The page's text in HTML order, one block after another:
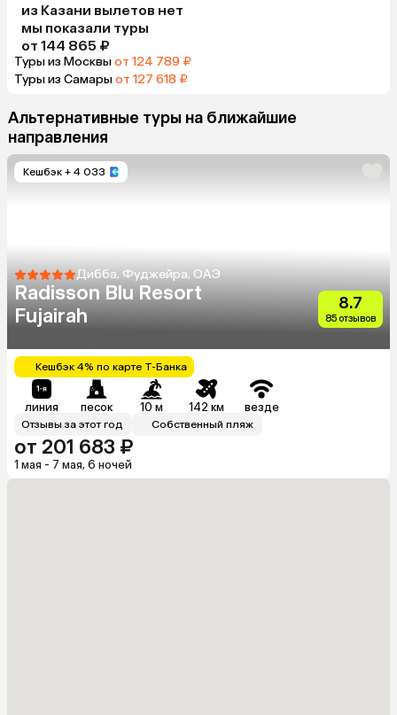
из Казани вылетов нет
мы показали туры
от 144 865 ₽
Туры из Москвыот 124 789 ₽
Туры из Самарыот 127 618 ₽
Альтернативные туры на ближайшие
направления
Кешбэк + 4 033
Дибба, Фуджейра, ОАЭ
Radisson Blu Resort
Fujairah
8.7
85 отзывов
Кешбэк 4% по карте Т-Банка
линия песок 10 м 142 км везде
Отзывы за этот год Собственный пляж
от 201 683 ₽
1 мая - 7 мая, 6 ночей